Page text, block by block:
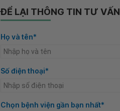
ĐỂ LẠI THÔNG TIN TƯ VẤN
Họ và tên*
Số điện thoại*
Chọn bệnh viện gần bạn nhất*